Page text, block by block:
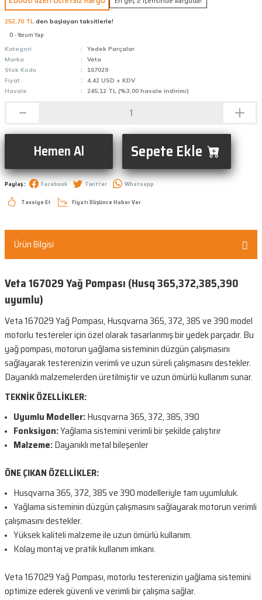
252,70 TL den başlayan taksitlerle!
0 - Yorum Yap
Kategori
Yedek Parçalar
Marka
Veta
Stok Kodu
167029
Fiyat
4,42 USD + KDV
Havale
245,12 TL (%3,00 havale indirimi)
Hemen Al Sepete Ekle
Paylaş : Facebook Twitter
Whatsapp
Tavsiye Et
Fiyatı Düşünce Haber Ver
Ürün Bilgisi
Veta 167029 Yağ Pompası (Husq 365,372,385,390
uyumlu)
Veta 167029 Yağ Pompası, Husqvarna 365, 372, 385 ve 390 model
motorlu testereler için özel olarak tasarlanmış bir yedek parçadır. Bu
yağ pompası, motorun yağlama sisteminin düzgün çalışmasını
sağlayarak testerenizin verimli ve uzun süreli çalışmasını destekler.
Dayanıklı malzemelerden üretilmiştir ve uzun ömürlü kullanım sunar.
TEKNİK ÖZELLİKLER:
Uyumlu Modeller:Husqvarna 365, 372, 385, 390
Fonksiyon:Yağlama sistemini verimli bir şekilde çalıştırır
Malzeme:Dayanıklı metal bileşenler
ÖNE ÇIKAN ÖZELLİKLER:
Husqvarna 365, 372, 385 ve 390 modelleriyle tam uyumluluk.
Yağlama sisteminin düzgün çalışmasını sağlayarak motorun verimli
çalışmasını destekler.
Yüksek kaliteli malzeme ile uzun ömürlü kullanım.
Kolay montaj ve pratik kullanım imkanı.
Veta 167029 Yağ Pompası, motorlu testerenizin yağlama sistemini
optimize ederek güvenli ve verimli bir çalışma sağlar.